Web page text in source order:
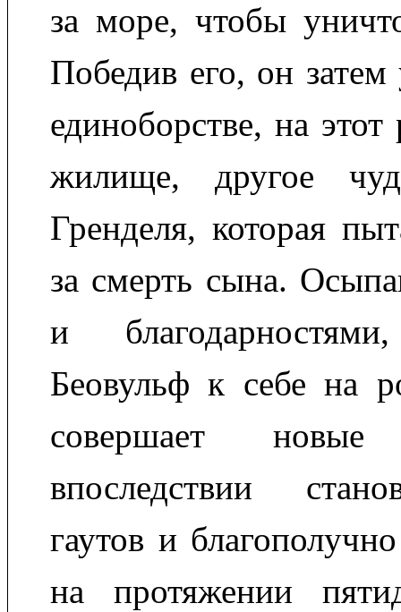
за море, чтобы
Победив его, он
единоборстве, на
жилище, другое
Гренделя, которая
за смерть сына.
и
Беовульф к себе на
совершает
впоследствии
гаутов и
на протяжении